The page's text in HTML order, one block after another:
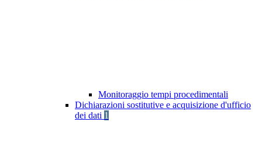
Monitoraggio tempi procedimentali
Dichiarazioni sostitutive e acquisizione d'ufficio
dei dati 1